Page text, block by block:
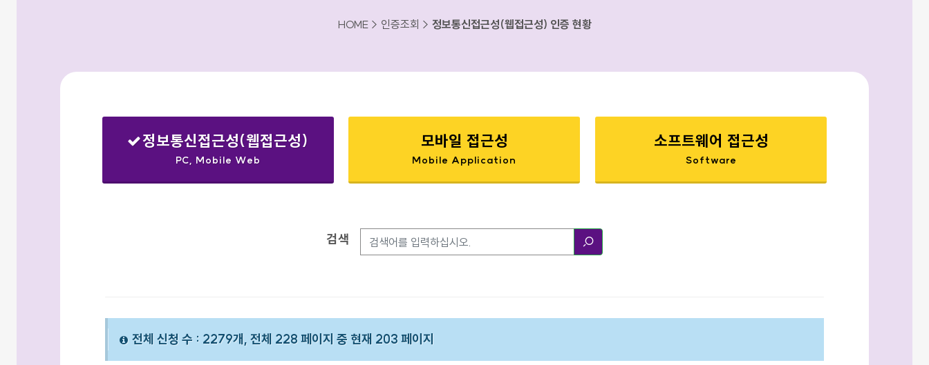
HOME > 인증조회 > 정보통신접근성(웹접근성) 인증 현황
정보통신접근성(웹접근성)
PC, Mobile Web
모바일 접근성
Mobile Application
소프트웨어 접근성
Software
검색
전체 신청 수 : 2279개, 전체 228 페이지 중 현재 203 페이지